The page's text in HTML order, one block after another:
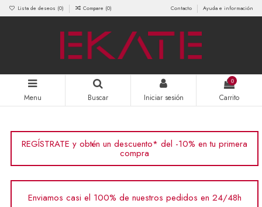
Lista de deseos (0) Compare (0) Contacto Ayuda e información
Menu Buscar Iniciar sesión
0
Carrito
REGÍSTRATE y obtén un descuento* del -10% en tu primera
compra
Enviamos casi el 100% de nuestros pedidos en 24/48h